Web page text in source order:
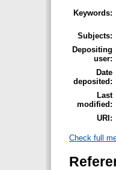
Keywords:
Subjects:
Depositing
user:
Date
deposited:
Last
modified:
URI:
Check full